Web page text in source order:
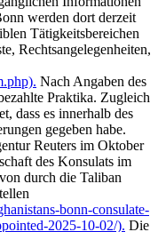
werden dort derzeit
Tätigkeitsbereichen
Rechtsangelegenheiten,
Nach Angaben des
Praktika. Zugleich
dass es innerhalb des
gegeben habe.
Reuters im Oktober
des Konsulats im
durch die Taliban
bonn-consulate-
2025-10-02/). Die